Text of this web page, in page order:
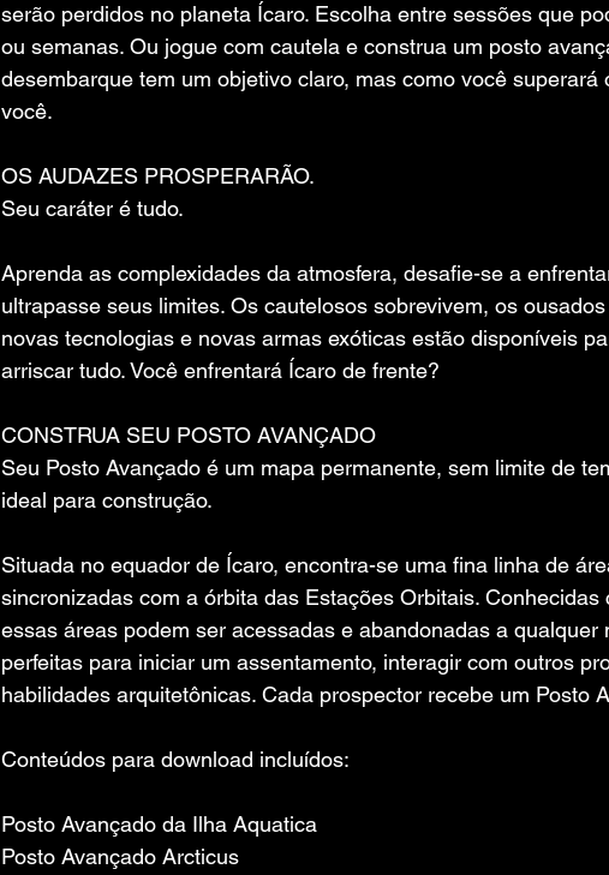
serão perdidos no planeta Ícaro. Escolha entre sessões que
ou semanas. Ou jogue com cautela e construa um posto
desembarque tem um objetivo claro, mas como você superará
você.
OS AUDAZES PROSPERARÃO.
Seu caráter é tudo.
Aprenda as complexidades da atmosfera, desafie-se a
ultrapasse seus limites. Os cautelosos sobrevivem, os
novas tecnologias e novas armas exóticas estão disponíveis
arriscar tudo. Você enfrentará Ícaro de frente?
CONSTRUA SEU POSTO AVANÇADO
Seu Posto Avançado é um mapa permanente, sem limite de
ideal para construção.
Situada no equador de Ícaro, encontra-se uma fina linha de
sincronizadas com a órbita das Estações Orbitais. Conhecidas
essas áreas podem ser acessadas e abandonadas a qualquer
perfeitas para iniciar um assentamento, interagir com outros
habilidades arquitetônicas. Cada prospector recebe um Posto
Conteúdos para download incluídos:
Posto Avançado da Ilha Aquatica
Posto Avançado Arcticus